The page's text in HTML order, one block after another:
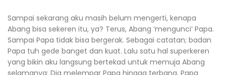
Sampai sekarang aku masih belum mengerti, kenapa
Abang bisa sekeren itu, ya? Terus, Abang ‘mengunci’ Papa.
Sampai Papa tidak bisa bergerak. Sebagai catatan; badan
Papa tuh gede banget dan kuat. Lalu satu hal superkeren
yang bikin aku langsung bertekad untuk memuja Abang
selamanya: Dia melempar Papa hingga terbang. Papa